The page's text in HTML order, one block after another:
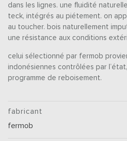
dans les lignes. une fluidité
teck, intégrés au piétement. on
au toucher. bois naturellement
une résistance aux conditions
celui sélectionné par fermob
indonésiennes contrôlées par
programme de reboisement.
fabricant
fermob